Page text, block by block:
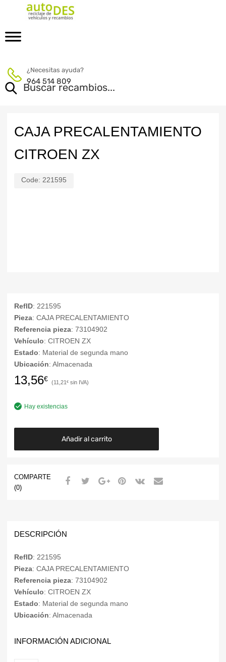
¿Necesitas ayuda?
964 514 809
CAJA PRECALENTAMIENTO
CITROEN ZX
Code: 221595
RefID: 221595
Pieza: CAJA PRECALENTAMIENTO
Referencia pieza: 73104902
Vehículo: CITROEN ZX
Estado: Material de segunda mano
Ubicación: Almacenada
13,56€ 11,21 €
Hay existencias
Añadir al carrito
COMPARTE
(0)
DESCRIPCIÓN
RefID: 221595
Pieza: CAJA PRECALENTAMIENTO
Referencia pieza: 73104902
Vehículo: CITROEN ZX
Estado: Material de segunda mano
Ubicación: Almacenada
INFORMACIÓN ADICIONAL